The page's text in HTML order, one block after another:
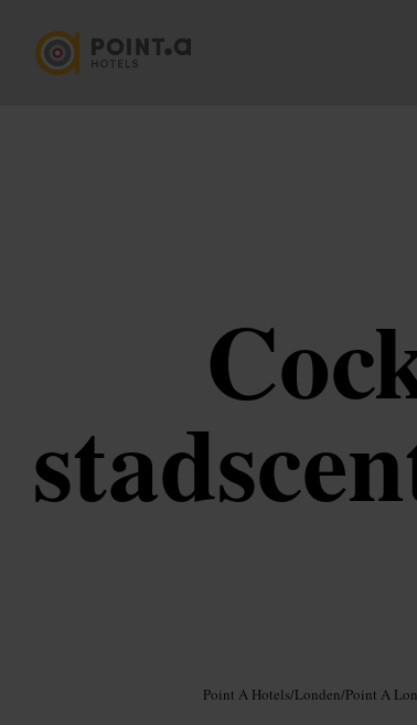
Point A Hotels/Londen/Point A